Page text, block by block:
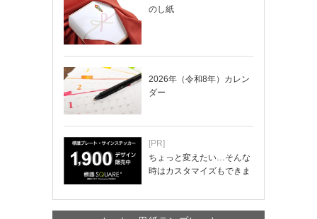
のし紙
2026年（令和8年）カレン
ダー
[PR]
ちょっと変えたい…そんな
時はカスタマイズもできま